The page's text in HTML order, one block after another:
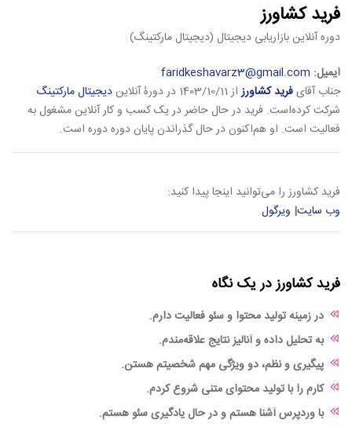
فرید کشاورز
دوره آنلاین بازاریابی دیجیتال (دیجیتال مارکتینگ)
ایمیل: faridkeshavarz3@gmail.com
جناب آقایفرید کشاورزاز 1403/10/11 در دورۀ آنلاین
دیجیتال مارکتینگ
شرکت کرده‌است. فرید در حال حاضر در یک کسب و کار آنلاین مشغول به
فعالیت است. او هم‌اکنون در حال گذراندن پایان دوره دوره است.
فرید کشاورز را می‌توانید اینجا پیدا کنید:
وب سایت| ویرگول
فرید کشاورز در یک نگاه
در زمینه تولید محتوا و سئو فعالیت دارم.
به تحلیل داده و آنالیز نتایج علاقه‌مندم.
پیگیری و نظم، دو ویژگی مهم شخصیتم هستن.
کارم را با تولید محتوای متنی شروع کردم.
با وردپرس آشنا هستم و در حال یادگیری سئو هستم.